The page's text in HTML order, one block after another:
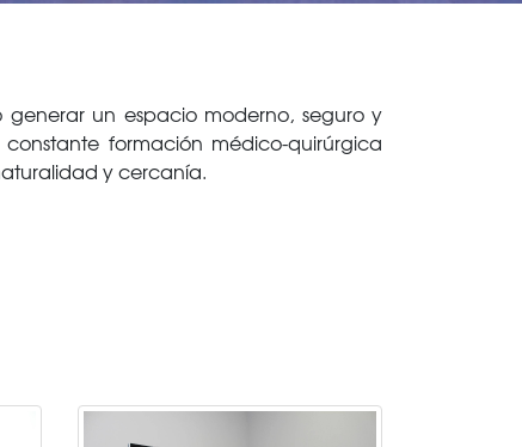
un espacio moderno, seguro y
formación médico-quirúrgica
y cercanía.